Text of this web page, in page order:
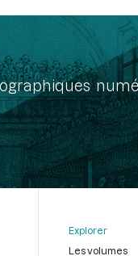
Explorer
Les volumes